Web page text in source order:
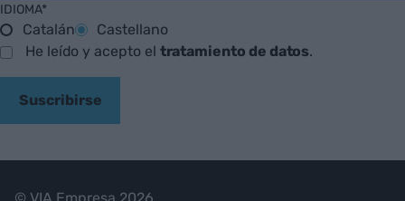
IDIOMA*
Catalán
Castellano
He leído y acepto el tratamiento de datos.
Suscribirse